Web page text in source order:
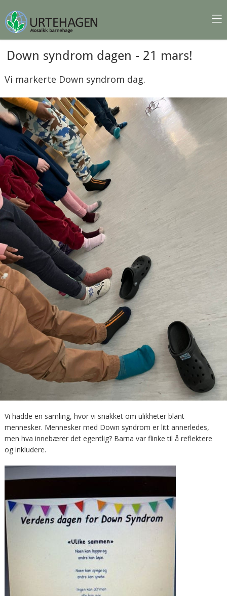
Down syndrom dagen - 21 mars!
Vi markerte Down syndrom dag.
Vi hadde en samling, hvor vi snakket om ulikheter blant
mennesker. Mennesker med Down syndrom er litt annerledes,
men hva innebærer det egentlig? Barna var flinke til å reflektere
og inkludere.